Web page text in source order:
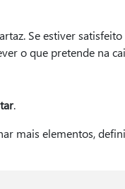
Se estiver
o que pretende na
.
mais elementos,